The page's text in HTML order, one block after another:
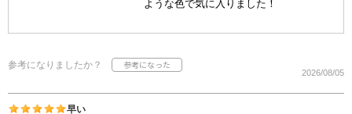
ような色で気に入りました！
参考になりましたか？
2026/08/05
早い